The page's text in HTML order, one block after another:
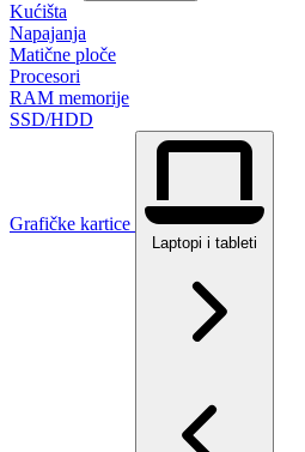
Kućišta
Napajanja
Matične ploče
Procesori
RAM memorije
SSD/HDD
Grafičke kartice
Laptopi i tableti